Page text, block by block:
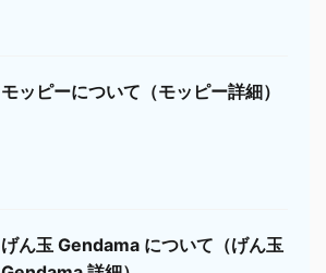
モッピーについて（モッピー詳細）
げん玉 Gendama について（げん玉